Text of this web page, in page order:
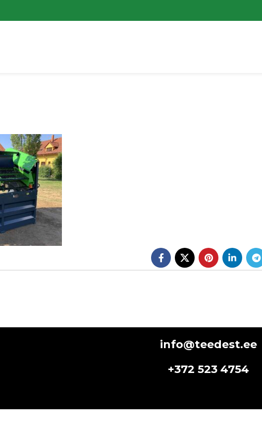
info@teedest.ee
+372 523 4754